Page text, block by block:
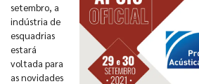
setembro, a
indústria de
esquadrias
estará
voltada para
as novidades